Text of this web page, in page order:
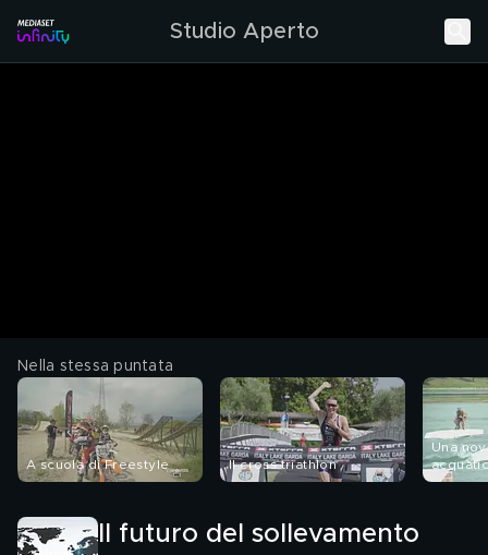
Studio Aperto
Nella stessa puntata
A scuola di Freestyle Il cross triathlon
Una
Il futuro del sollevamento